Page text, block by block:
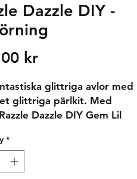
Dazzle DIY -
krPrice
glittriga avlor med
glittriga pärlkit. Med
Dazzle DIY Gem Lil
pärlkonstverk av en
liten enhörning. Detta
allt du behöver för
*